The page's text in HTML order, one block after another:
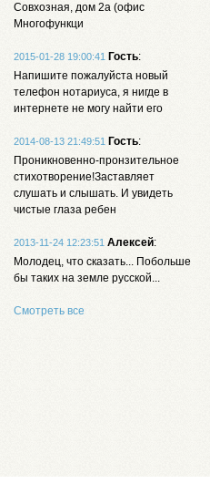
Совхозная, дом 2а (офис
Многофункци
2015-01-28 19:00:41 Гость:
Напишите пожалуйста новый
телефон нотариуса, я нигде в
интернете не могу найти его
2014-08-13 21:49:51 Гость:
Проникновенно-пронзительное
стихотворение!Заставляет
слушать и слышать. И увидеть
чистые глаза ребен
2013-11-24 12:23:51 Алексей:
Молодец, что сказать... Побольше
бы таких на земле русской...
Смотреть все